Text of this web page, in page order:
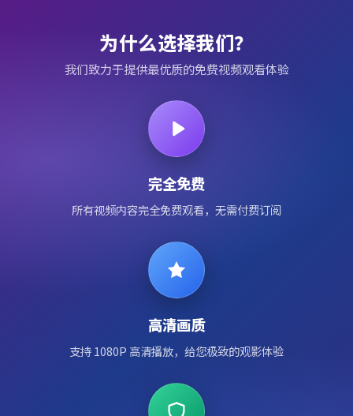
为什么选择我们？
我们致力于提供最优质的免费视频观看体验
完全免费
所有视频内容完全免费观看，无需付费订阅
高清画质
支持 1080P 高清播放，给您极致的观影体验